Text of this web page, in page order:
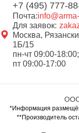
+7 (495) 777-
Почта:
Для заявок:
Москва,
1Б/15
пн-чт 09:00-18:00;
пт 09:00-17:00
*Информация
**Производитель